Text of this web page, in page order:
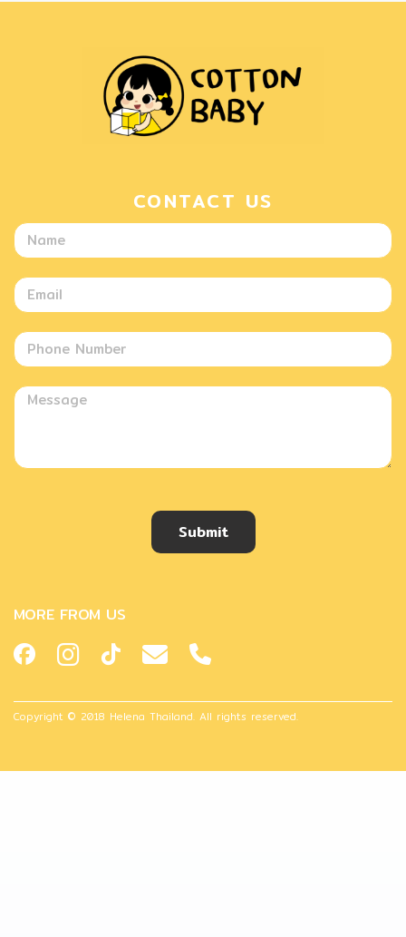
CONTACT US
Submit
MORE FROM US
Copyright © 2018 Helena Thailand. All rights reserved.